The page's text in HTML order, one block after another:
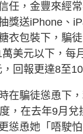
任，金豐來經
獎送iPhone、
衣包裝下，騙
美元以下，每
回報更達8至
在騙徒慫恿下
，在去年9月兌
慫恿她「唔駛